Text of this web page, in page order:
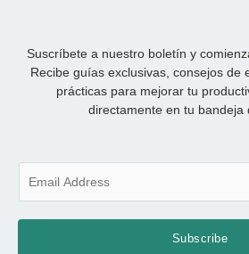
Suscríbete a nuestro boletín y
Recibe guías exclusivas, consejos de
prácticas para mejorar tu
directamente en tu bandeja
Subscribe